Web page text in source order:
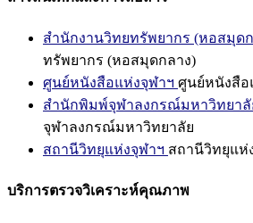
สำนักงานวิทยทรัพยากร (หอสมุด
ทรัพยากร (หอสมุดกลาง)
ศูนย์หนังสือแห่งจุฬาฯ ศูนย์หนังสือ
สำนักพิมพ์จุฬาลงกรณ์มหาวิทยาลั
จุฬาลงกรณ์มหาวิทยาลัย
สถานีวิทยุแห่งจุฬาฯ สถานีวิทยุแห่
บริการตรวจวิเคราะห์คุณภาพ